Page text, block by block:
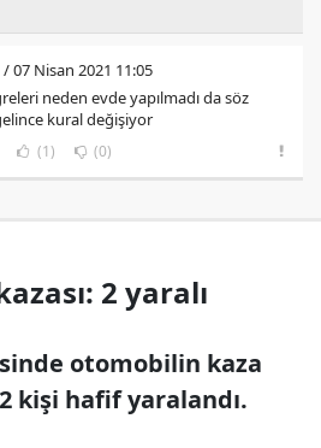
/ 07 Nisan 2021 11:05
neden evde yapılmadı da söz
kural değişiyor
(1) (0)
2 yaralı
otomobilin kaza
kişi hafif yaralandı.